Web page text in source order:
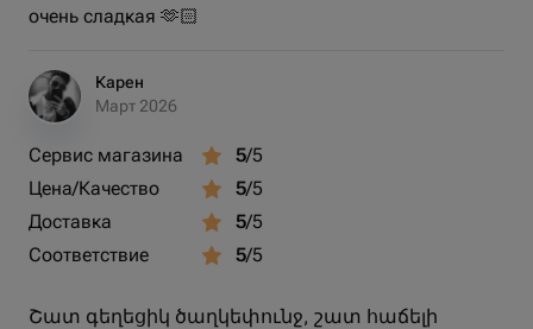
очень сладкая 🫶🏻
Карен
Март 2026
Сервис магазина 5/5
Цена/Качество
5/5
Доставка
5/5
Соответствие
5/5
Շատ գեղեցիկ ծաղկեփունջ, շատ հաճելի